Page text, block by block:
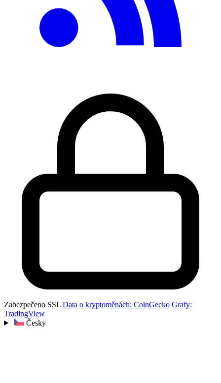
Zabezpečeno SSL Data o kryptoměnách: CoinGecko Grafy:
TradingView
Česky